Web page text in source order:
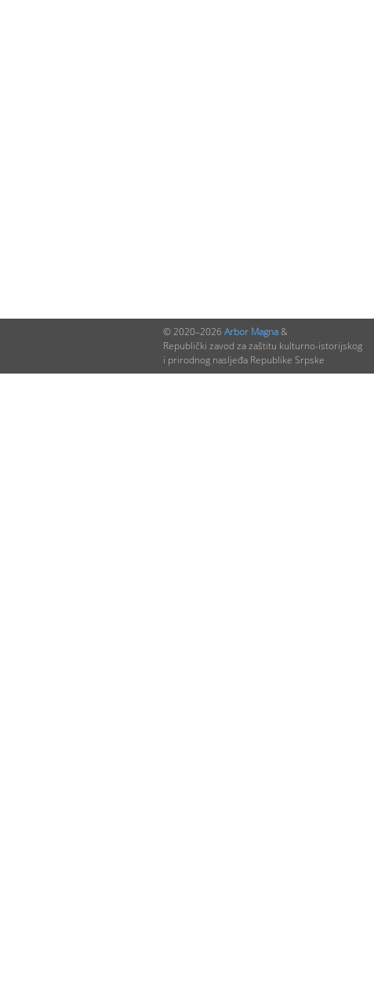
© 2020–2026 Arbor Magna&
Republički zavod za zaštitu kulturno-istorijskog
i prirodnog nasljeđa Republike Srpske